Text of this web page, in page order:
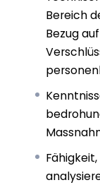
Bereich
Bezug